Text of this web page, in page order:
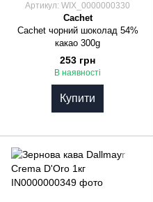
Артикул: WIX_0000000330
Cachet
Cachet чорний шоколад 54%
какао 300g
253 грн
В наявності
Купити